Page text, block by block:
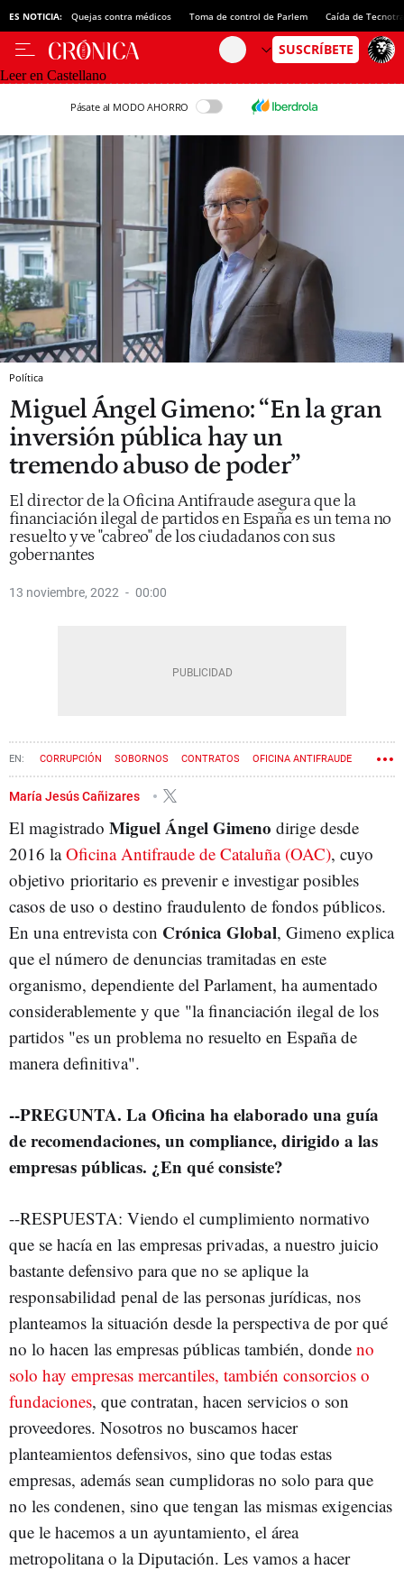
ES NOTICIA: Quejas contra médicos Toma de control de Parlem Caída de
Leer en Castellano
Pásate al MODO AHORRO
Política
Miguel Ángel Gimeno: “En la gran
inversión pública hay un
tremendo abuso de poder”
El director de la Oficina Antifraude asegura que la
financiación ilegal de partidos en España es un tema no
resuelto y ve "cabreo" de los ciudadanos con sus
gobernantes
13 noviembre, 2022 00:00
CORRUPCIÓN SOBORNOS CONTRATOS OFICINA ANTIFRAUDE
COMPETENCIA
María Jesús Cañizares
El magistrado Miguel Ángel Gimeno dirige desde
2016 laOficina Antifraude de Cataluña (OAC), cuyo
objetivo prioritario es prevenir e investigar posibles
casos de uso o destino fraudulento de fondos públicos.
En una entrevista con Crónica Global, Gimeno explica
que el número de denuncias tramitadas en este
organismo, dependiente del Parlament, ha aumentado
considerablemente y que "la financiación ilegal de los
partidos "es un problema no resuelto en España de
manera definitiva".
--PREGUNTA. La Oficina ha elaborado una guía
de recomendaciones, un compliance, dirigido a las
empresas públicas. ¿En qué consiste?
--RESPUESTA: Viendo el cumplimiento normativo
que se hacía en las empresas privadas, a nuestro juicio
bastante defensivo para que no se aplique la
responsabilidad penal de las personas jurídicas, nos
planteamos la situación desde la perspectiva de por qué
no lo hacen las empresas públicas también, donde no
solo hay empresas mercantiles, también consorcios o
fundaciones, que contratan, hacen servicios o son
proveedores. Nosotros no buscamos hacer
planteamientos defensivos, sino que todas estas
empresas, además sean cumplidoras no solo para que
no les condenen, sino que tengan las mismas exigencias
que le hacemos a un ayuntamiento, el área
metropolitana o la Diputación. Les vamos a hacer